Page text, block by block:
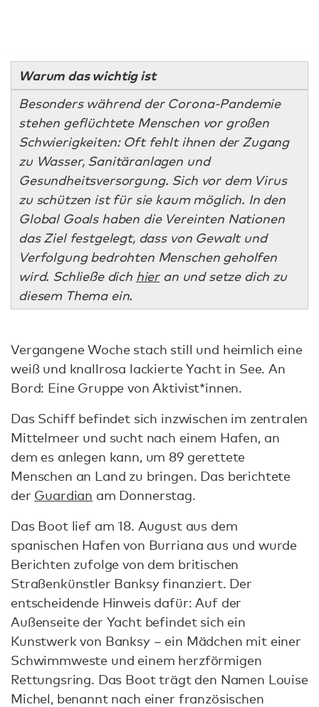
Warum das wichtig ist
Besonders während der Corona-Pandemie
stehen geflüchtete Menschen vor großen
Schwierigkeiten: Oft fehlt ihnen der Zugang
zu Wasser, Sanitäranlagen und
Gesundheitsversorgung. Sich vor dem Virus
zu schützen ist für sie kaum möglich. In den
Global Goals haben die Vereinten Nationen
das Ziel festgelegt, dass von Gewalt und
Verfolgung bedrohten Menschen geholfen
wird. Schließe dich hieran und setze dich zu
diesem Thema ein.
Vergangene Woche stach still und heimlich eine
weiß und knallrosa lackierte Yacht in See. An
Bord: Eine Gruppe von Aktivist*innen.
Das Schiff befindet sich inzwischen im zentralen
Mittelmeer und sucht nach einem Hafen, an
dem es anlegen kann, um 89 gerettete
Menschen an Land zu bringen. Das berichtete
der Guardian am Donnerstag.
Das Boot lief am 18. August aus dem
spanischen Hafen von Burriana aus und wurde
Berichten zufolge von dem britischen
Straßenkünstler Banksy finanziert. Der
entscheidende Hinweis dafür: Auf der
Außenseite der Yacht befindet sich ein
Kunstwerk von Banksy – ein Mädchen mit einer
Schwimmweste und einem herzförmigen
Rettungsring. Das Boot trägt den Namen Louise
Michel, benannt nach einer französischen